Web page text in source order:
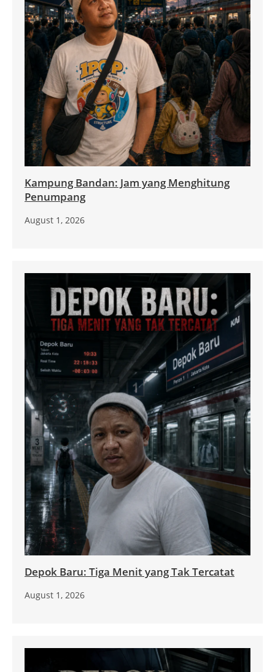
Kampung Bandan: Jam yang Menghitung
Penumpang
August 1, 2026
Depok Baru: Tiga Menit yang Tak Tercatat
August 1, 2026